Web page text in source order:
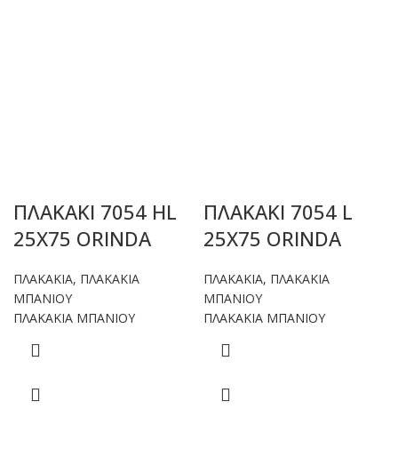
ΠΛΑΚΑΚΙ 7054 HL
25X75 ORINDA
ΠΛΑΚΑΚΙΑ, ΠΛΑΚΑΚΙΑ
ΜΠΑΝΙΟΥ
ΠΛΑΚΑΚΙΑ ΜΠΑΝΙΟΥ
ΠΛΑΚΑΚΙ 7054 L
25X75 ORINDA
ΠΛΑΚΑΚΙΑ, ΠΛΑΚΑΚΙΑ
ΜΠΑΝΙΟΥ
ΠΛΑΚΑΚΙΑ ΜΠΑΝΙΟΥ